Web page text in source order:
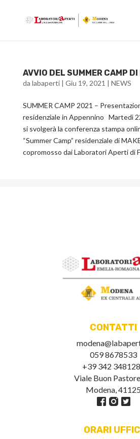
AVVIO DEL SUMMER CAMP
da labaperti| Giu 19, 2021 | NEWS
SUMMER CAMP 2021 –
residenziale in Appennino Martedì
si svolgerà la conferenza stampa
“Summer Camp” residenziale di
copromosso dai Laboratori Aperti di
CONTATTI
059 8678533
+39 342
Viale Buon
Modena, 41125
ORARI